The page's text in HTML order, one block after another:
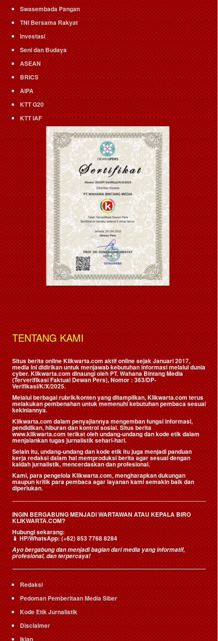
Swasembada Pangan
TNI Bersama Rakyat
Investasi
Seni dan Budaya
ASEAN
BRICS
AIPA
KTT G20
KTT IAF
TENTANG KAMI
Situs berita online Klikwarta.com aktif online sejak Januari 2017,
media ini didirikan untuk menjawab kebutuhan informasi melalui dunia
cyber. Klikwarta.com dinaungi oleh PT. Wahana Bintang Media
(Terverifikasi Faktual Dewan Pers), Nomor : 363/DP-
Verifikasi/K/X/2025.
Melalui berbagai rubrik/konten yang ditampilkan, Klikwarta.com terus
melakukan pembenahan untuk memenuhi kebutuhan pembaca sesuai
kekiniannya.
Klikwarta.com dalam penyajiannya mengemban fungsi informasi,
pendidikan, hiburan dan kontrol sosial. Situs berita
www.klikwarta.com terikat oleh undang-undang dan kode etik dalam
menjalankan tugas jurnalistik sehari-hari.
Selain itu, undang-undang dan kode etik itu juga menjadi panduan
kerja redaksi dalam hal memproduksi berita agar sesuai dengan
kaidah jurnalistik, mencerdaskan dan profesional.
Kami, para pengelola Klikwarta.com, mengharapkan dukungan
maupun kritik para pembaca agar layanan kami semakin baik dan
diperlukan.
INGIN BERGABUNG MENJADI WARTAWAN ATAU KEPALA BIRO
KLIKWARTA.COM?
Hubungi sekarang:
📱HP/WhatsApp:(+62) 853 7768 8284
Ayo bergabung dan menjadi bagian dari media yang informatif,
profesional, dan terpercaya!
Redaksi
Pedoman Pemberitaan Media Siber
Kode Etik Jurnalistik
Disclaimer
Iklan